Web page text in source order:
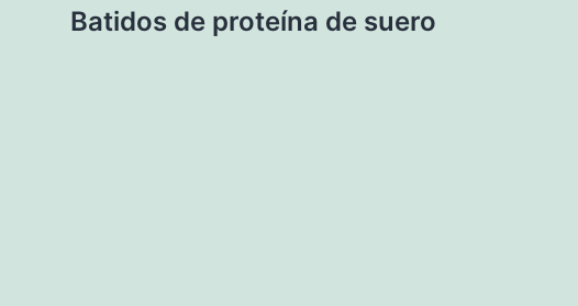
Batidos de proteína de suero